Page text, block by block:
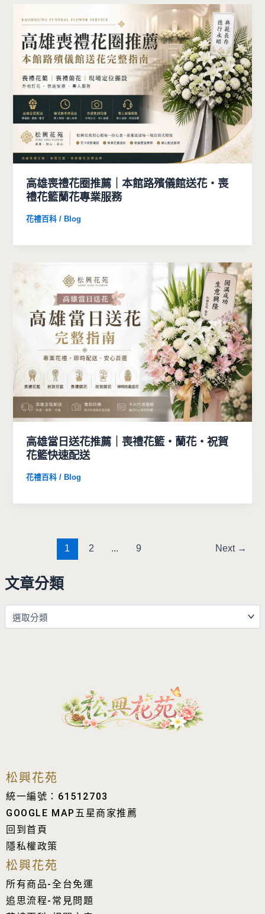
文章分類
高雄喪禮花圈推薦｜本館路殯儀館送花・喪
禮花籃蘭花專業服務
花禮百科 / Blog
高雄當日送花推薦｜喪禮花籃・蘭花・祝賀
花籃快速配送
花禮百科 / Blog
1 2 ... 9 Next →
松興花苑
統一編號：61512703
GOOGLE MAP五星商家推薦
回到首頁
隱私權政策
松興花苑
所有商品-全台免運
追思流程-常見問題